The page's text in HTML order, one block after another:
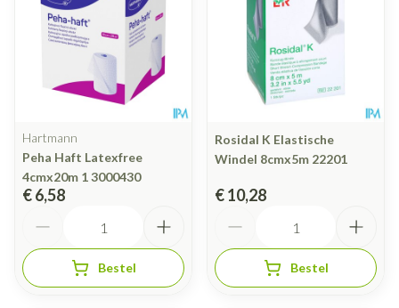
Hartmann
Peha Haft Latexfree
4cmx20m 1 3000430
€ 6,58
Bestel
Rosidal K Elastische
Windel 8cmx5m 22201
€ 10,28
Bestel